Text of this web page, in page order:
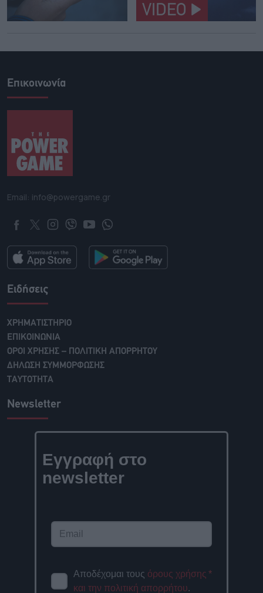
VIDEO
Επικοινωνία
Email: info@powergame.gr
Ειδήσεις
ΧΡΗΜΑΤΙΣΤΗΡΙΟ
ΕΠΙΚΟΙΝΩΝΙΑ
ΟΡΟΙ ΧΡΗΣΗΣ – ΠΟΛΙΤΙΚΗ ΑΠΟΡΡΗΤΟΥ
ΔΗΛΩΣΗ ΣΥΜΜΟΡΦΩΣΗΣ
ΤΑΥΤΟΤΗΤΑ
Newsletter
Εγγραφή στο
newsletter
Αποδέχομαι τους όρους χρήσης
και την πολιτική απορρήτου.
*